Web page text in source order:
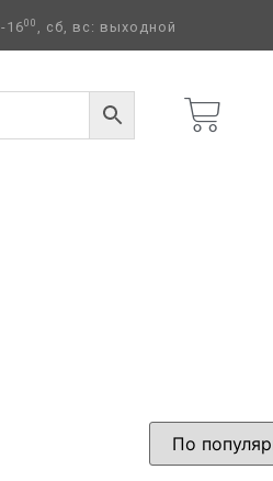
-1600 , сб, вс: выходной